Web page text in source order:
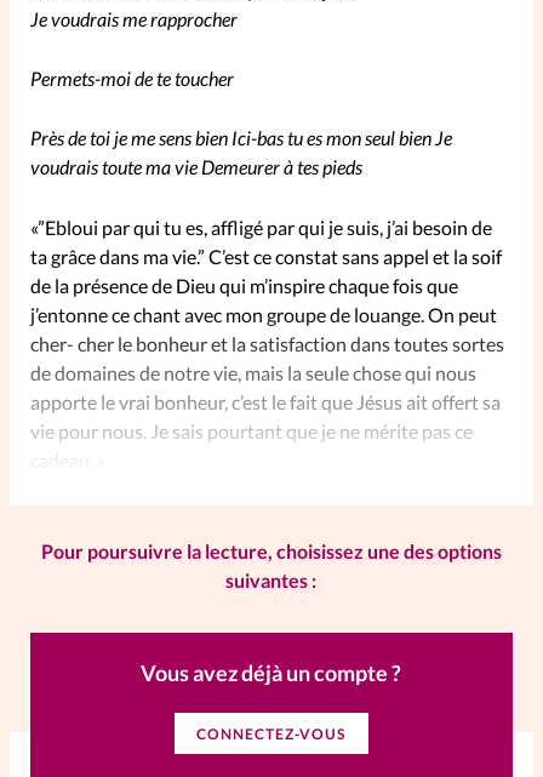
Si(x) simple de...
SpirituElles devient Relations
Aujourd’hui!
Faire un don
La Boutique
La Pause SpirituElles - toutes les
À propos
La rédaction
Changement d'adresse
Je voudrais me rapprocher
Permets-moi de te toucher
Près de toi je me sens bien Ici-bas tu es mon seul bien Je
voudrais toute ma vie Demeurer à tes pieds
«”Ebloui par qui tu es, affligé par qui je suis, j’ai besoin de
ta grâce dans ma vie.” C’est ce constat sans appel et la soif
de la présence de Dieu qui m’inspire chaque fois que
j’entonne ce chant avec mon groupe de louange. On peut
cher- cher le bonheur et la satisfaction dans toutes sortes
de domaines de notre vie, mais la seule chose qui nous
apporte le vrai bonheur, c’est le fait que Jésus ait offert sa
vie pour nous. Je sais pourtant que je ne mérite pas ce
Pour poursuivre la lecture, choisissez une des options
suivantes :
Vous avez déjà un compte ?
CONNECTEZ-VOUS